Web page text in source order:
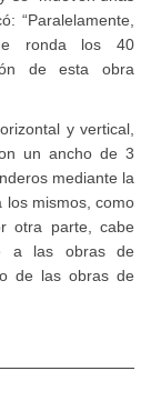
“Paralelamente,
ronda los 40
de esta obra
y vertical,
un ancho de 3
mediante la
los mismos, como
otra parte, cabe
a las obras de
de las obras de